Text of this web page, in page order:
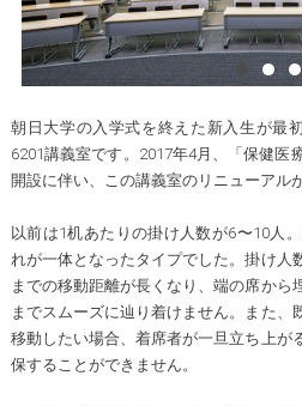
朝日大学の入学式を終えた新入生が最
6201講義室です。2017年4月、「保健
開設に伴い、この講義室のリニューアル
以前は1机あたりの掛け人数が6〜10人
れが一体となったタイプでした。掛け人
までの移動距離が長くなり、端の席から
までスムーズに辿り着けません。また、
移動したい場合、着席者が一旦立ち上が
保することができません。